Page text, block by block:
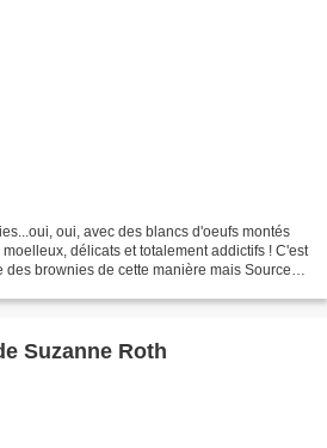
oui, avec des blancs d'oeufs montés
délicats et totalement addictifs ! C'est
des brownies de cette manière mais Source :
Suzanne Roth